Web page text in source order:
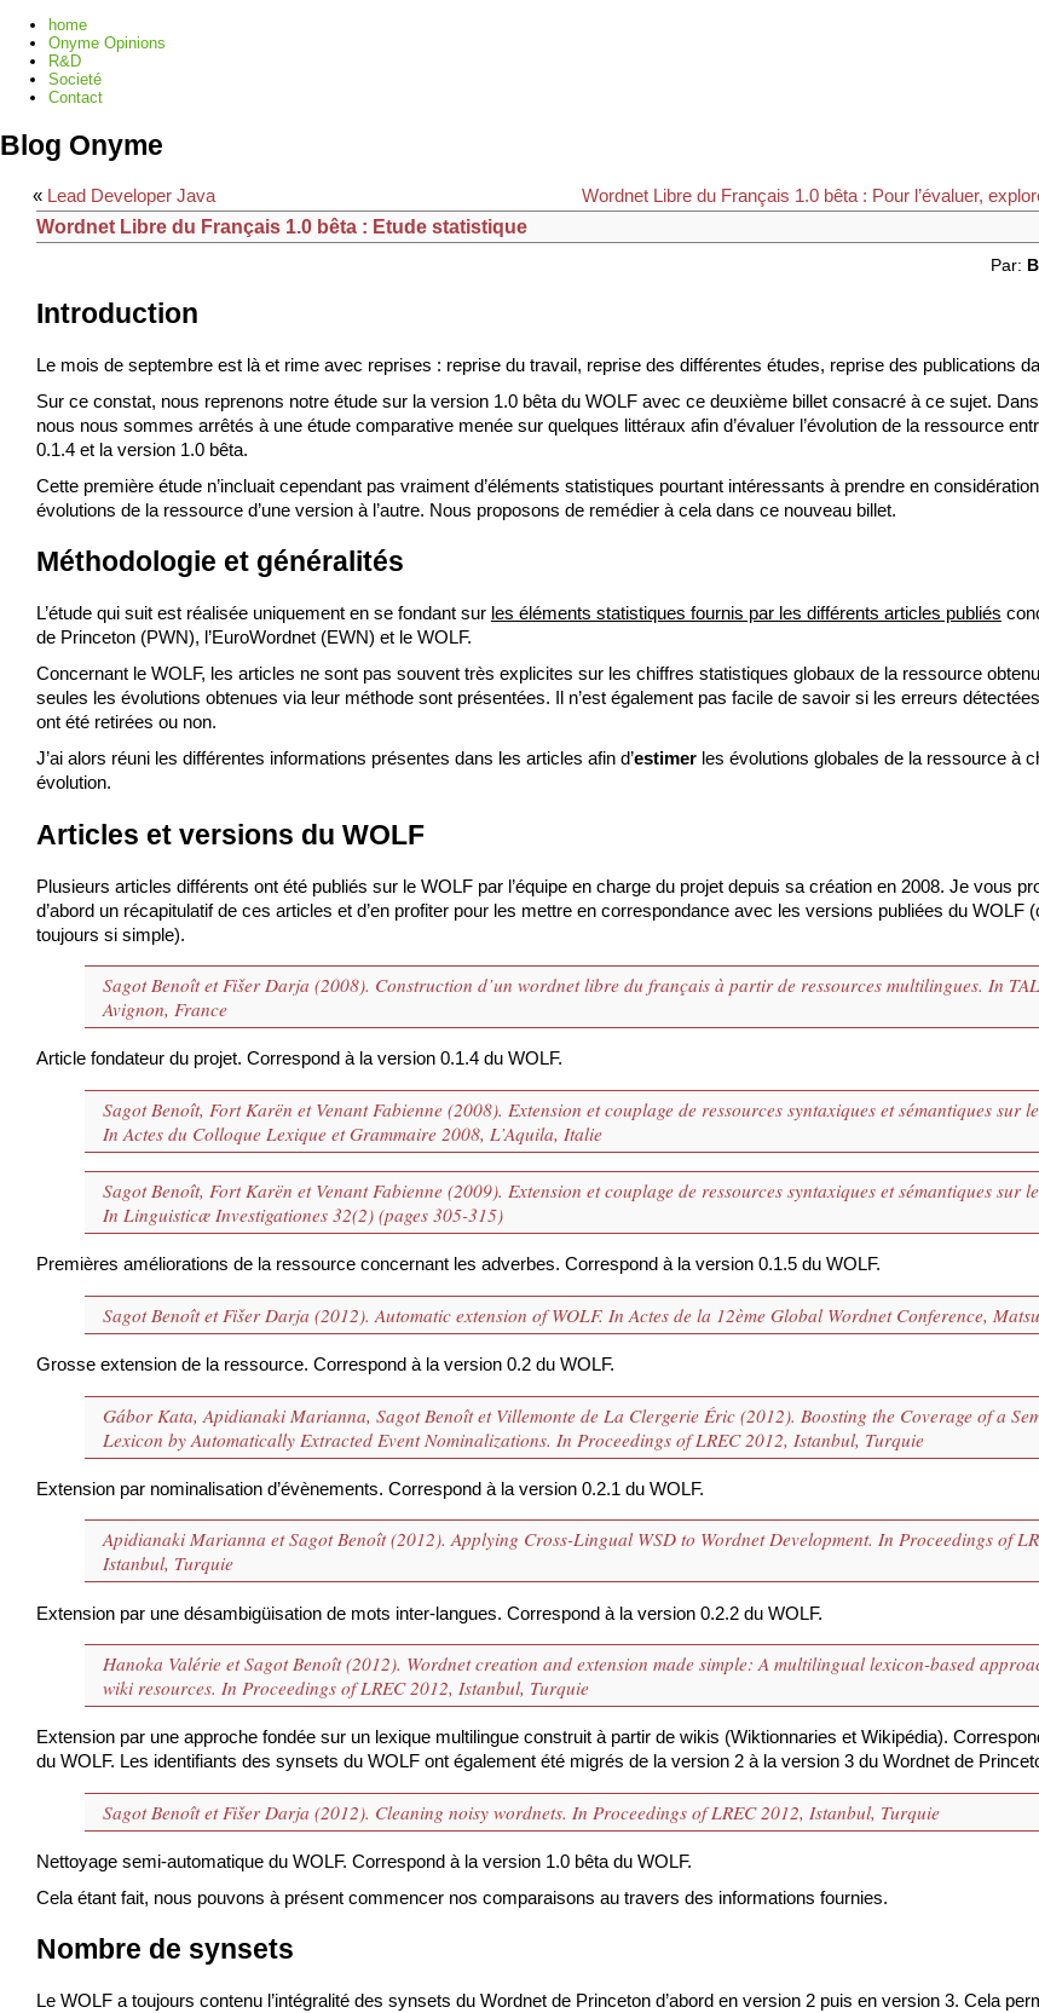
home
Onyme Opinions
R&D
Societé
Contact
Blog Onyme
« Lead Developer Java Wordnet Libre du Français 1.0 bêta : Pour l’évaluer,
Wordnet Libre du Français 1.0 bêta : Etude statistique
Par:
Introduction
Le mois de septembre est là et rime avec reprises : reprise du travail, reprise des différentes études, reprise des publications
Sur ce constat, nous reprenons notre étude sur la version 1.0 bêta du WOLF avec ce deuxième billet consacré à ce sujet.
nous nous sommes arrêtés à une étude comparative menée sur quelques littéraux afin d’évaluer l’évolution de la ressource
0.1.4 et la version 1.0 bêta.
Cette première étude n’incluait cependant pas vraiment d’éléments statistiques pourtant intéressants à prendre en
évolutions de la ressource d’une version à l’autre. Nous proposons de remédier à cela dans ce nouveau billet.
Méthodologie et généralités
L’étude qui suit est réalisée uniquement en se fondant sur les éléments statistiques fournis par les différents articles publiés
de Princeton (PWN), l’EuroWordnet (EWN) et le WOLF.
Concernant le WOLF, les articles ne sont pas souvent très explicites sur les chiffres statistiques globaux de la ressource
seules les évolutions obtenues via leur méthode sont présentées. Il n’est également pas facile de savoir si les erreurs
ont été retirées ou non.
J’ai alors réuni les différentes informations présentes dans les articles afin d’estimerles évolutions globales de la ressource à
évolution.
Articles et versions du WOLF
Plusieurs articles différents ont été publiés sur le WOLF par l’équipe en charge du projet depuis sa création en 2008. Je vous
d’abord un récapitulatif de ces articles et d’en profiter pour les mettre en correspondance avec les versions publiées du WOLF
toujours si simple).
Sagot Benoît et Fišer Darja (2008). Construction d’un wordnet libre du français à partir de ressources multilingues. In
Avignon, France
Article fondateur du projet. Correspond à la version 0.1.4 du WOLF.
Sagot Benoît, Fort Karën et Venant Fabienne (2008). Extension et couplage de ressources syntaxiques et sémantiques sur
In Actes du Colloque Lexique et Grammaire 2008, L’Aquila, Italie
Sagot Benoît, Fort Karën et Venant Fabienne (2009). Extension et couplage de ressources syntaxiques et sémantiques sur
In Linguisticæ Investigationes 32(2) (pages 305-315)
Premières améliorations de la ressource concernant les adverbes. Correspond à la version 0.1.5 du WOLF.
Sagot Benoît et Fišer Darja (2012). Automatic extension of WOLF. In Actes de la 12ème Global Wordnet Conference,
Grosse extension de la ressource. Correspond à la version 0.2 du WOLF.
Gábor Kata, Apidianaki Marianna, Sagot Benoît et Villemonte de La Clergerie Éric (2012). Boosting the Coverage of a
Lexicon by Automatically Extracted Event Nominalizations. In Proceedings of LREC 2012, Istanbul, Turquie
Extension par nominalisation d’évènements. Correspond à la version 0.2.1 du WOLF.
Apidianaki Marianna et Sagot Benoît (2012). Applying Cross-Lingual WSD to Wordnet Development. In Proceedings of
Istanbul, Turquie
Extension par une désambigüisation de mots inter-langues. Correspond à la version 0.2.2 du WOLF.
Hanoka Valérie et Sagot Benoît (2012). Wordnet creation and extension made simple: A multilingual lexicon-based
wiki resources. In Proceedings of LREC 2012, Istanbul, Turquie
Extension par une approche fondée sur un lexique multilingue construit à partir de wikis (Wiktionnaries et Wikipédia).
du WOLF. Les identifiants des synsets du WOLF ont également été migrés de la version 2 à la version 3 du Wordnet de
Sagot Benoît et Fišer Darja (2012). Cleaning noisy wordnets. In Proceedings of LREC 2012, Istanbul, Turquie
Nettoyage semi-automatique du WOLF. Correspond à la version 1.0 bêta du WOLF.
Cela étant fait, nous pouvons à présent commencer nos comparaisons au travers des informations fournies.
Nombre de synsets
Le WOLF a toujours contenu l’intégralité des synsets du Wordnet de Princeton d’abord en version 2 puis en version 3. Cela